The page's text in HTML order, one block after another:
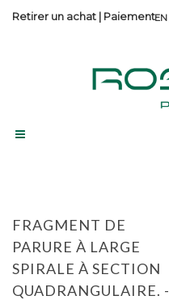
Retirer un achat | Paiement
FRAGMENT DE
PARURE À LARGE
SPIRALE À SECTION
QUADRANGULAIRE. -